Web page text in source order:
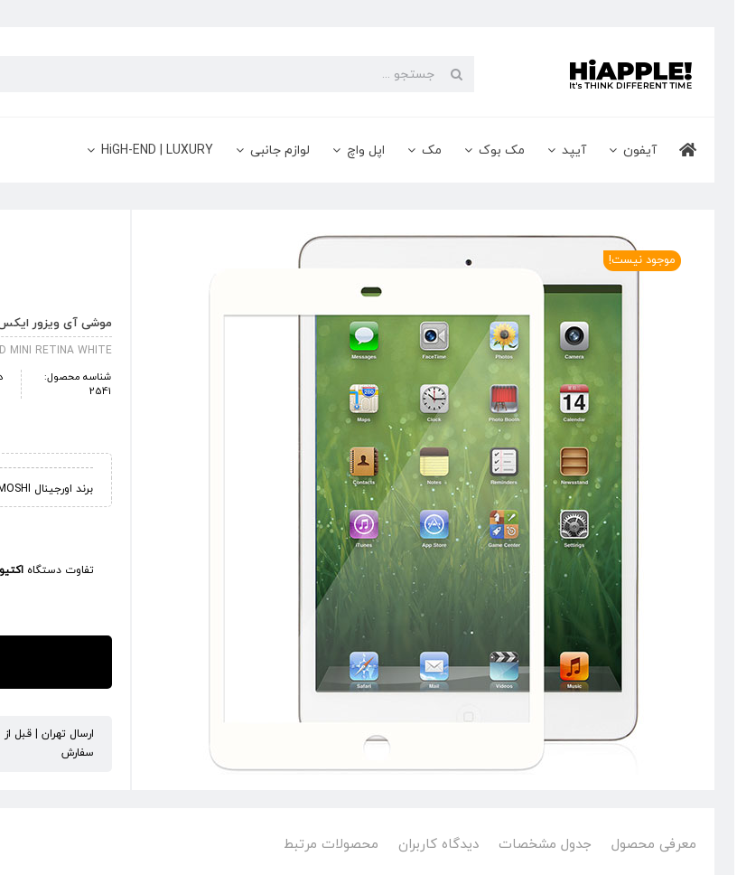
content
جستجو
آیفون آیپد مک بوک مک اپل واچ لوازم جانبی HiGH-END | LUXURY
موجود نیست!
موشی آی ویزور
MINI RETINA WHITE
شناسه محصول:
2541
برند اورجینال MOSHI
تفاوت دستگاه
ارسال تهران | قبل
سفارش
معرفی محصول جدول مشخصات دیدگاه کاربران محصولات مرتبط